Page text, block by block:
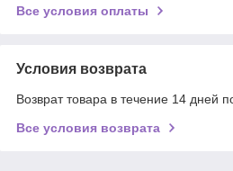
Все условия оплаты
Условия возврата
Возврат товара в течение 14 дней
Все условия возврата